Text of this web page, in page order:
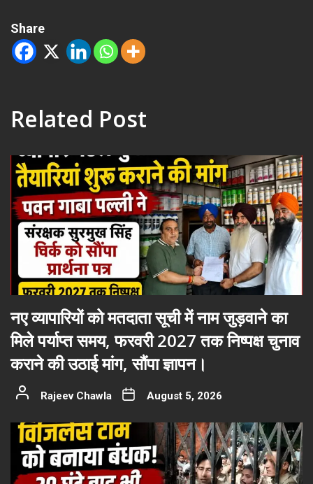
Share
Related Post
नए व्यापारियों को मतदाता सूची में नाम जुड़वाने का
मिले पर्याप्त समय, फरवरी 2027 तक निष्पक्ष चुनाव
कराने की उठाई मांग, सौंपा ज्ञापन।
Rajeev Chawla August 5, 2026